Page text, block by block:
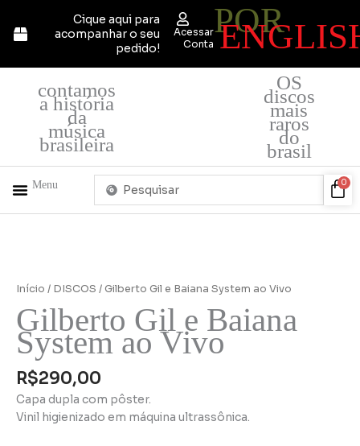
para
Cique aqui para
acompanhar o seu
pedido!
Acessar
Conta
POR
contamos
a história
da
música
brasileira
OS
discos
mais
raros
do
brasil
Menu
Pesquisar
0
Início / DISCOS / Gilberto Gil e Baiana System ao Vivo
Gilberto Gil e Baiana
System ao Vivo
R$290,00
Capa dupla com pôster.
Vinil higienizado em máquina ultrassônica.